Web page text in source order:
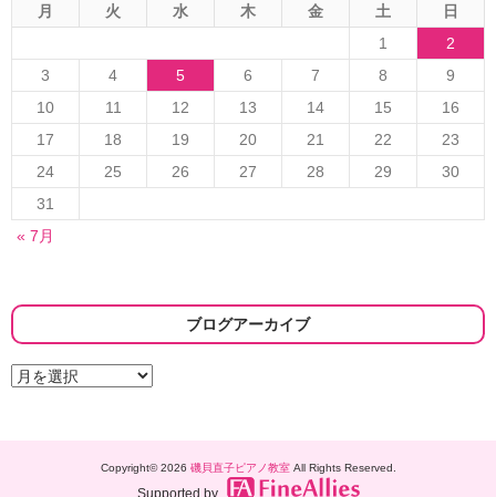
月 火 水 木 金 土
日
1
2
3
4 5 6 7 8
9
10
11 12 13 14 15
16
17
18 19 20 21 22
23
24
25 26 27 28 29
30
31
« 7月
ブログアーカイブ
ブ
ロ
Copyright© 2026 磯貝直子ピアノ教室All Rights Reserved.
Supported by